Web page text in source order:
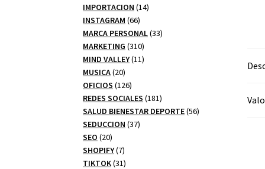
productos
IMPORTACION 1414
INSTAGRAM 6666
productos
MARCA PERSONAL 3333
MARKETING 310310
productos
MIND VALLEY 1111
MUSICA 2020
productos
OFICIOS 126126
productos
REDES SOCIALES 181181
productos
SALUD BIENESTAR DEPORTE 5656
SEDUCCION 3737
SEO 2020
productos
SHOPIFY 77
productos
TIKTOK 3131